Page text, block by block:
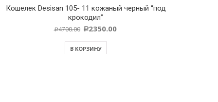
Кошелек Desisan 105- 11 кожаный черный “под
крокодил”
Р4700.00 Р2350.00
В КОРЗИНУ